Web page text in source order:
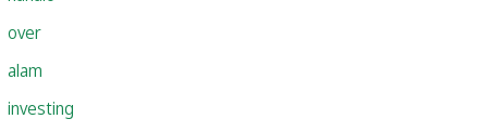
over
alam
investing